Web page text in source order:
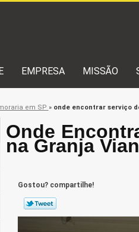
EMPRESA MISSÃO
em SP » onde encontrar serviço
Onde
na Granja
Gostou? compartilhe!